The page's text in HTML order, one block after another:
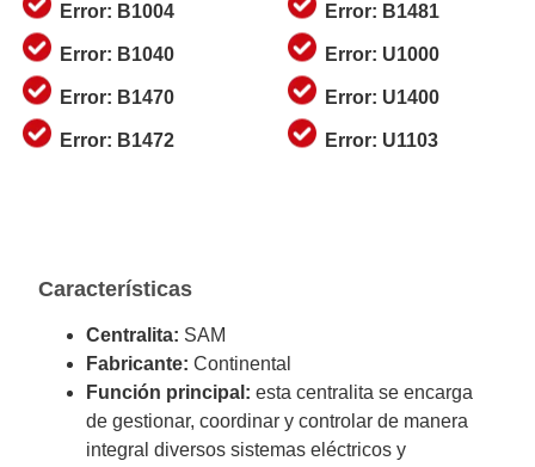
Error: B1004
Error: B1040
Error: B1470
Error: B1472
Error: B1481
Error: U1000
Error: U1400
Error: U1103
Características
Centralita: SAM
Fabricante:Continental
Función principal: esta centralita se encarga
de gestionar, coordinar y controlar de manera
integral diversos sistemas eléctricos y